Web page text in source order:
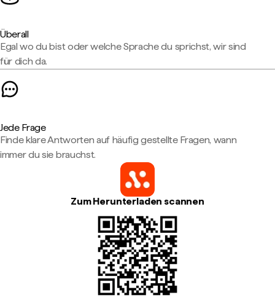
Überall
Egal wo du bist oder welche Sprache du sprichst, wir sind
für dich da.
Jede Frage
Finde klare Antworten auf häufig gestellte Fragen, wann
immer du sie brauchst.
Zum Herunterladen scannen